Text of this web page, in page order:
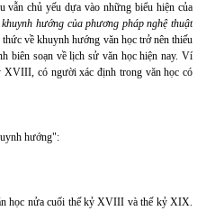
vẫn chủ yếu dựa vào những biểu hiện của
khuynh hướng của phương pháp nghệ thuật
về khuynh hướng văn học trở nên thiếu
biên soạn về lịch sử văn học hiện nay. Ví
có người xác định trong văn học có
hướng":
học nửa cuối thế kỷ XVIII và thế kỷ XIX.